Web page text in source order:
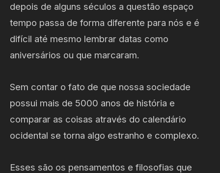
depois de alguns séculos a questão espaço
tempo passa de forma diferente para nós e é
difícil até mesmo lembrar datas como
aniversários ou que marcaram.
Sem contar o fato de que nossa sociedade
possui mais de 5000 anos de história e
comparar as coisas através do calendário
ocidental se torna algo estranho e complexo.
Esses são os pensamentos e filosofias que